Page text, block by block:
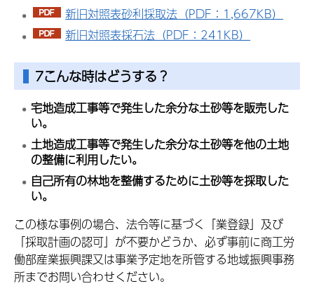
新旧対照表砂利採取法（PDF：1,667KB）
新旧対照表採石法（PDF：241KB）
7こんな時はどうする？
宅地造成工事等で発生した余分な土砂等を販売した
い。
土地造成工事等で発生した余分な土砂等を他の土地
の整備に利用したい。
自己所有の林地を整備するために土砂等を採取した
い。
この様な事例の場合、法令等に基づく「業登録」及び
「採取計画の認可」が不要かどうか、必ず事前に商工労
働部産業振興課又は事業予定地を所管する地域振興事務
所までお問い合わせください。